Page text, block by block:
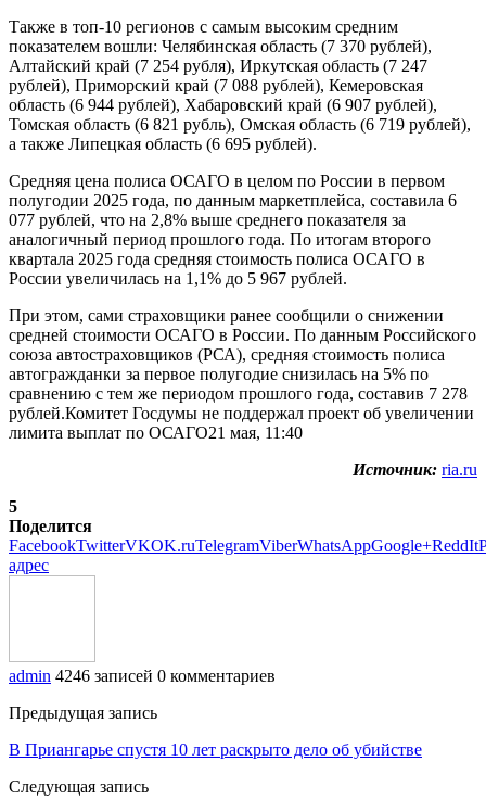
Также в топ-10 регионов с самым высоким средним
показателем вошли: Челябинская область (7 370 рублей),
Алтайский край (7 254 рубля), Иркутская область (7 247
рублей), Приморский край (7 088 рублей), Кемеровская
область (6 944 рублей), Хабаровский край (6 907 рублей),
Томская область (6 821 рубль), Омская область (6 719 рублей),
а также Липецкая область (6 695 рублей).
Средняя цена полиса ОСАГО в целом по России в первом
полугодии 2025 года, по данным маркетплейса, составила 6
077 рублей, что на 2,8% выше среднего показателя за
аналогичный период прошлого года. По итогам второго
квартала 2025 года средняя стоимость полиса ОСАГО в
России увеличилась на 1,1% до 5 967 рублей.
При этом, сами страховщики ранее сообщили о снижении
средней стоимости ОСАГО в России. По данным Российского
союза автостраховщиков (РСА), средняя стоимость полиса
автогражданки за первое полугодие снизилась на 5% по
сравнению с тем же периодом прошлого года, составив 7 278
рублей.Комитет Госдумы не поддержал проект об увеличении
лимита выплат по ОСАГО21 мая, 11:40
Источник: ria.ru
5
Поделится
FacebookTwitterVKOK.ruTelegramViberWhatsAppGoogle+ReddIt
адрес
admin 4246 записей 0 комментариев
Предыдущая запись
В Приангарье спустя 10 лет раскрыто дело об убийстве
Следующая запись